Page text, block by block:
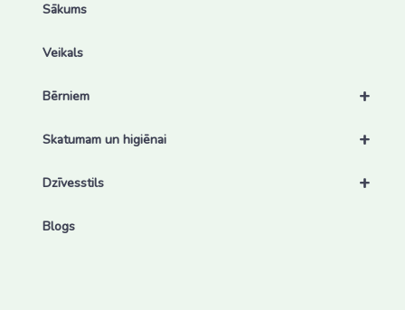
Sākums
Veikals
+
Bērniem
+
Skatumam un higiēnai
+
Dzīvesstils
Blogs